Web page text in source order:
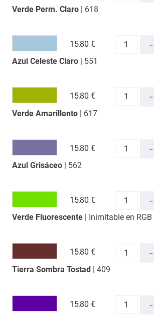
Verde Perm. Claro| 618
Azul Celeste Claro| 551
15.80 €
Verde Amarillento| 617
15.80 €
Azul Grisáceo| 562
15.80 €
Verde Fluorescente| Inimitable en RGB
15.80 €
Tierra Sombra Tostad| 409
15.80 €
15.80 €